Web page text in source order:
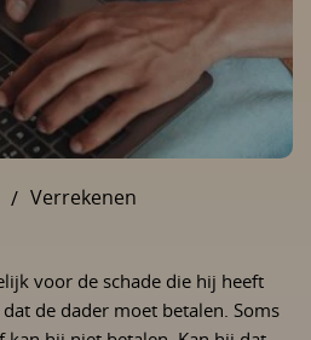
U bent hier:
Verrekenen
voor de schade die hij heeft
de dader moet betalen. Soms